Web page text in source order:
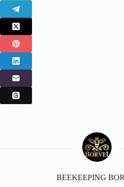
BEEKEEPING